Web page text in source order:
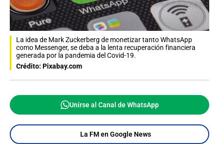
La idea de Mark Zuckerberg de monetizar tanto WhatsApp
como Messenger, se deba a la lenta recuperación financiera
generada por la pandemia del Covid-19.
Crédito: Pixabay.com
Unirse al Canal de WhatsApp
La FM en Google News